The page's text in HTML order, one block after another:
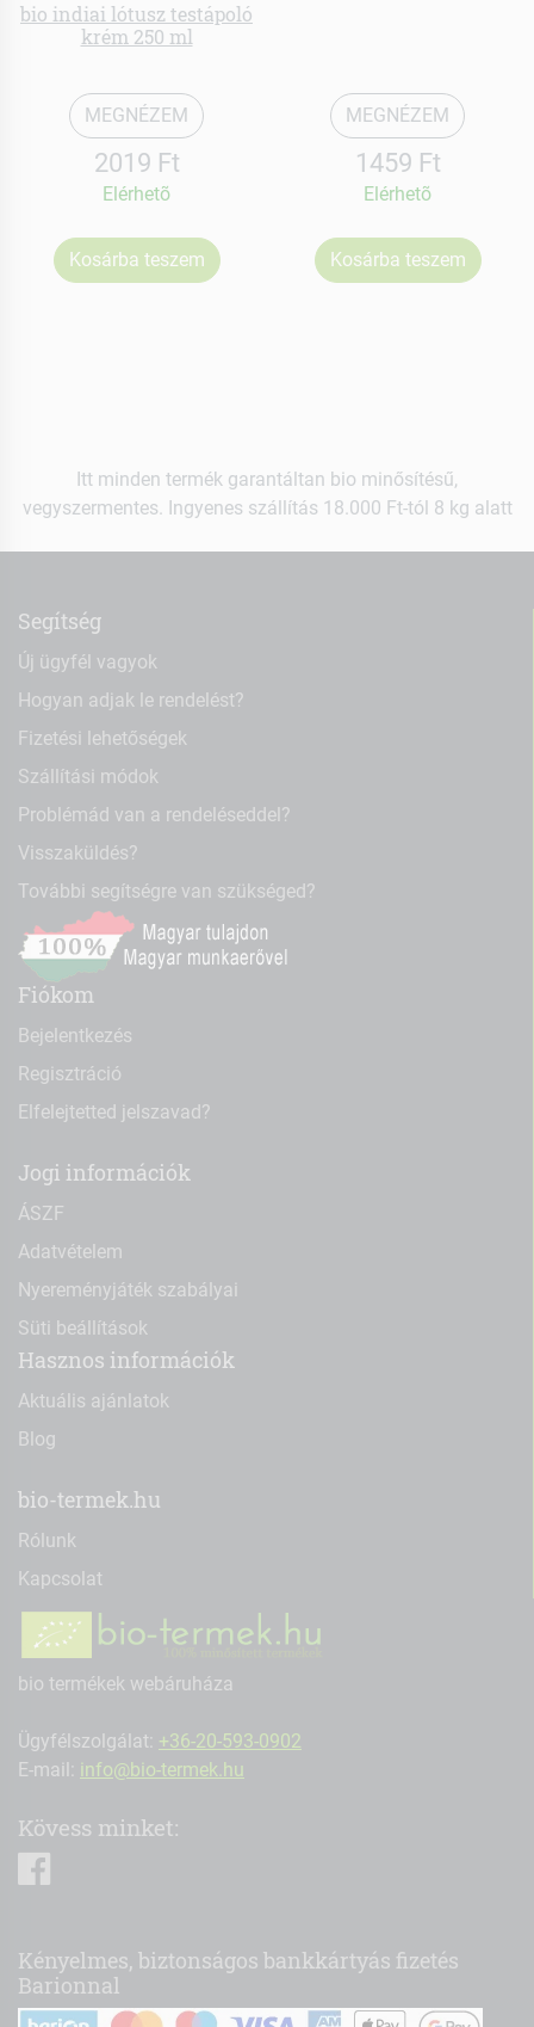
bio indiai lótusz testápoló
krém 250 ml
MEGNÉZEM
2019 Ft
Elérhetõ
Kosárba teszem
MEGNÉZEM
1459 Ft
Elérhetõ
Kosárba teszem
Itt minden termék garantáltan bio minősítésű,
vegyszermentes. Ingyenes szállítás 18.000 Ft-tól 8 kg alatt
Segítség
Új ügyfél vagyok
Hogyan adjak le rendelést?
Fizetési lehetőségek
Szállítási módok
Problémád van a rendeléseddel?
Visszaküldés?
További segítségre van szükséged?
Fiókom
Bejelentkezés
Regisztráció
Elfelejtetted jelszavad?
Jogi információk
ÁSZF
Adatvételem
Nyereményjáték szabályai
Süti beállítások
Hasznos információk
Aktuális ajánlatok
Blog
bio-termek.hu
Rólunk
Kapcsolat
bio termékek webáruháza
Ügyfélszolgálat: +36-20-593-0902
E-mail: info@bio-termek.hu
Kövess minket:
Kényelmes, biztonságos bankkártyás fizetés
Barionnal